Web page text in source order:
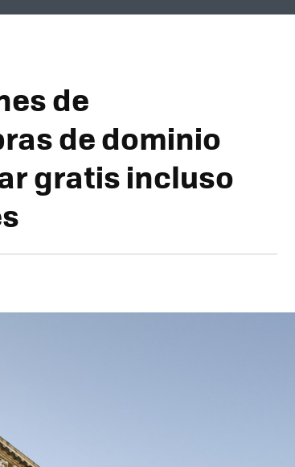
de
de dominio
gratis incluso